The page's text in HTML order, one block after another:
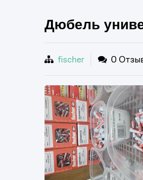
Дюбель
fischer 0